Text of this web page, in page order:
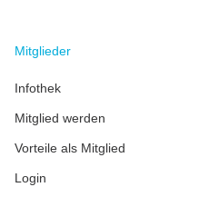
Mitglieder
Infothek
Mitglied werden
Vorteile als Mitglied
Login